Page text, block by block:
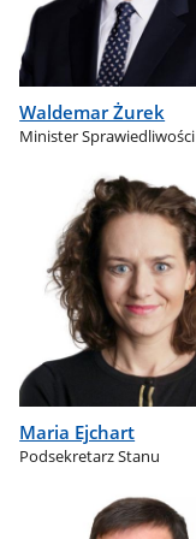
Waldemar Żurek
Minister Sprawiedliwości
Maria Ejchart
Podsekretarz Stanu